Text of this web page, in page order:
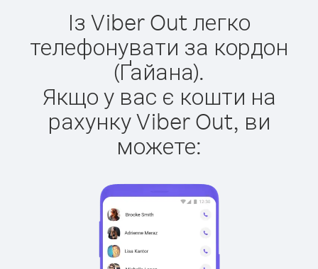
Із Viber Out легко
телефонувати за кордон
(Ґайана).
Якщо у вас є кошти на
рахунку Viber Out, ви
можете: